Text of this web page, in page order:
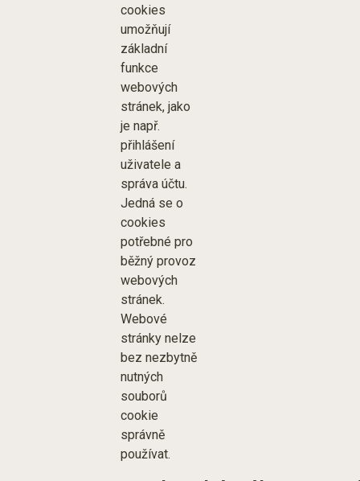
cookies
umožňují
základní
funkce
webových
stránek, jako
je např.
přihlášení
uživatele a
správa účtu.
Jedná se o
cookies
potřebné pro
běžný provoz
webových
stránek.
Webové
stránky nelze
bez nezbytně
nutných
souborů
cookie
správně
používat.